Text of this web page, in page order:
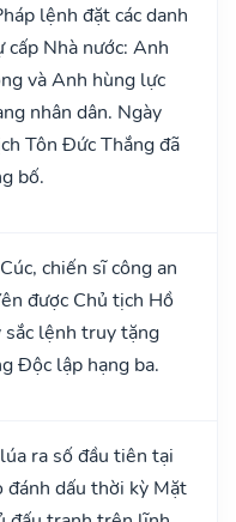
lệnh đặt các danh
cấp Nhà nước: Anh
và Anh hùng lực
nhân dân. Ngày
Tôn Đức Thắng đã
bố.
chiến sĩ công an
được Chủ tịch Hồ
sắc lệnh truy tặng
Độc lập hạng ba.
ra số đầu tiên tại
đánh dấu thời kỳ Mặt